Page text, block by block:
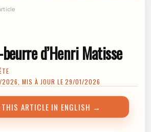
d’Henri Matisse
MIS À JOUR LE 29/01/2026
ARTICLE IN ENGLISH →